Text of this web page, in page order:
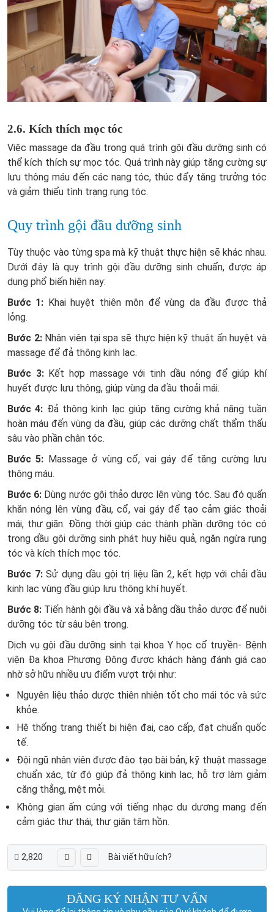
2.6. Kích thích mọc tóc
Việc massage da đầu trong quá trình gội đầu dưỡng sinh có
thể kích thích sự mọc tóc. Quá trình này giúp tăng cường sự
lưu thông máu đến các nang tóc, thúc đẩy tăng trưởng tóc
và giảm thiểu tình trạng rụng tóc.
Quy trình gội đầu dưỡng sinh
Tùy thuộc vào từng spa mà kỹ thuật thực hiện sẽ khác nhau.
Dưới đây là quy trình gội đầu dưỡng sinh chuẩn, được áp
dụng phổ biến hiện nay:
Bước 1: Khai huyệt thiên môn để vùng da đầu được thả
lỏng.
Bước 2: Nhân viên tại spa sẽ thực hiện kỹ thuật ấn huyệt và
massage để đả thông kinh lạc.
Bước 3: Kết hợp massage với tinh dầu nóng để giúp khí
huyết được lưu thông, giúp vùng da đầu thoải mái.
Bước 4: Đả thông kinh lạc giúp tăng cường khả năng tuần
hoàn máu đến vùng da đầu, giúp các dưỡng chất thẩm thấu
sâu vào phần chân tóc.
Bước 5: Massage ở vùng cổ, vai gáy để tăng cường lưu
thông máu.
Bước 6: Dùng nước gội thảo dược lên vùng tóc. Sau đó quấn
khăn nóng lên vùng đầu, cổ, vai gáy để tạo cảm giác thoải
mái, thư giãn. Đồng thời giúp các thành phần dưỡng tóc có
trong dầu gội dưỡng sinh phát huy hiệu quả, ngăn ngừa rụng
tóc và kích thích mọc tóc.
Bước 7: Sử dụng dầu gội trị liệu lần 2, kết hợp với chải đầu
kinh lạc vùng đầu giúp lưu thông khí huyết.
Bước 8: Tiến hành gội đầu và xả bằng dầu thảo dược để nuôi
dưỡng tóc từ sâu bên trong.
Dịch vụ gội đầu dưỡng sinh tại khoa Y học cổ truyền- Bệnh
viện Đa khoa Phương Đông được khách hàng đánh giá cao
nhờ sở hữu nhiều ưu điểm vượt trội như:
Nguyên liệu thảo dược thiên nhiên tốt cho mái tóc và sức
khỏe.
Hệ thống trang thiết bị hiện đại, cao cấp, đạt chuẩn quốc
tế.
Đội ngũ nhân viên được đào tạo bài bản, kỹ thuật massage
chuẩn xác, từ đó giúp đả thông kinh lạc, hỗ trợ làm giảm
căng thẳng, mệt mỏi.
Không gian ấm cúng với tiếng nhạc du dương mang đến
cảm giác thư thái, thư giãn tâm hồn.
2,820 Bài viết hữu ích?
ĐĂNG KÝ NHẬN TƯ VẤN